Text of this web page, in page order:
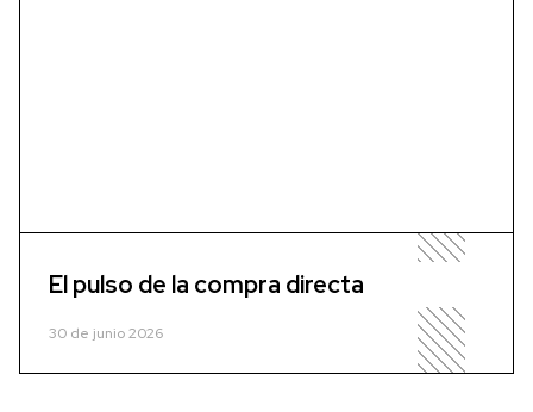
El pulso de la compra directa
30 de junio 2026